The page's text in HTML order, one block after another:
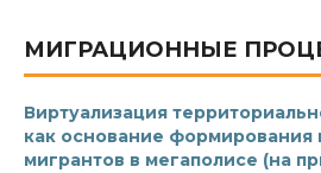
МИГРАЦИОННЫЕ
Виртуализация
как основание формирования
мигрантов в мегаполисе (на